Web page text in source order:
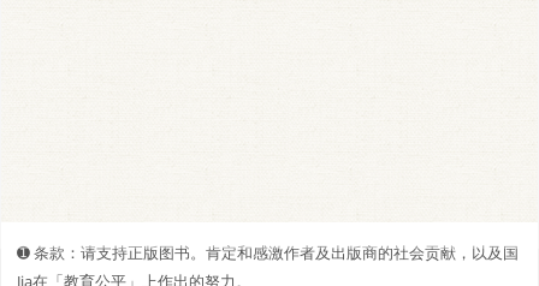
➊️ 条款：请支持正版图书。肯定和感激作者及出版商的社会贡献，以及国
Jia在「教育公平」上作出的努力。